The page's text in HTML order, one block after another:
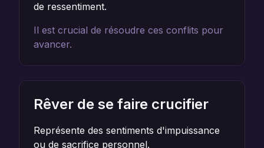
de ressentiment.
Il est crucial de résoudre ces conflits pour
avancer.
Rêver de se faire crucifier
Représente des sentiments d'impuissance
ou de sacrifice personnel.